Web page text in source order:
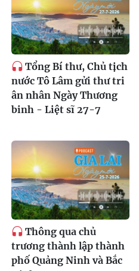
Tổng Bí thư, Chủ tịch
nước Tô Lâm gửi thư tri
ân nhân Ngày Thương
binh - Liệt sĩ 27-7
Thông qua chủ
trương thành lập thành
phố Quảng Ninh và Bắc